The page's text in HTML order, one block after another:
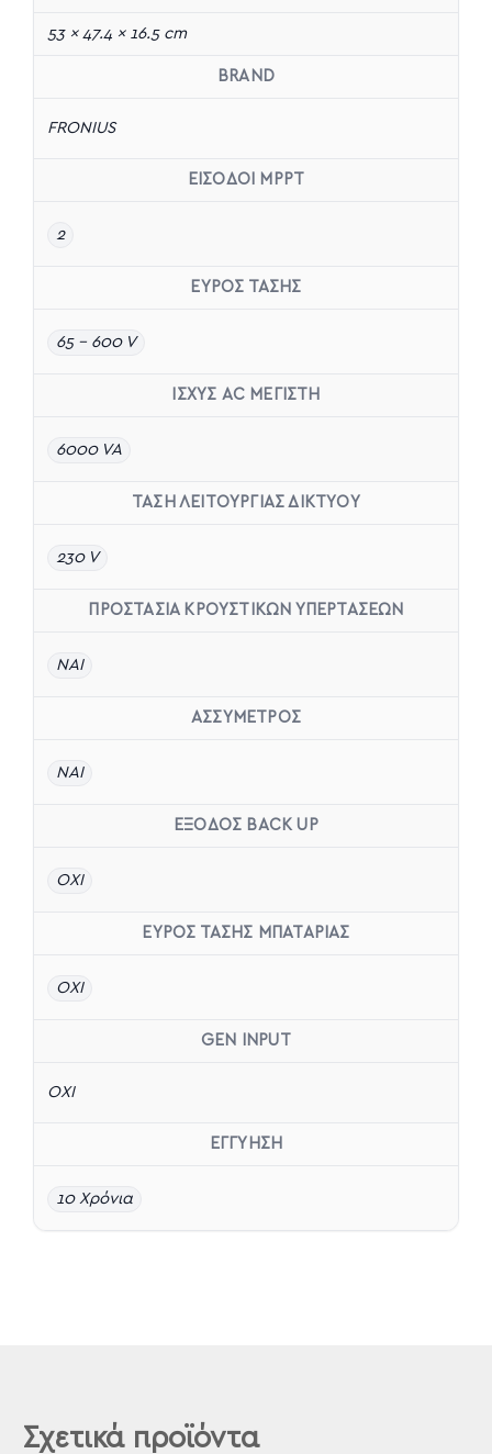
53 × 47.4 × 16.5 cm
BRAND
FRONIUS
ΕΙΣΟΔΟΙ MPPT
2
ΕΥΡΟΣ ΤΑΣΗΣ
65 – 600 V
ΙΣΧΥΣ AC ΜΕΓΙΣΤΗ
6000 VA
ΤΑΣΗ ΛΕΙΤΟΥΡΓΙΑΣ ΔΙΚΤΥΟΥ
230 V
ΠΡΟΣΤΑΣΙΑ ΚΡΟΥΣΤΙΚΩΝ ΥΠΕΡΤΑΣΕΩΝ
ΝΑΙ
ΑΣΣΥΜΕΤΡΟΣ
ΝΑΙ
ΈΞΟΔΟΣ BACK UP
OXI
ΕΥΡΟΣ ΤΑΣΗΣ ΜΠΑΤΑΡΙΑΣ
ΟΧΙ
GEN INPUT
ΟΧΙ
ΕΓΓΥΗΣΗ
10 Χρόνια
Σχετικά προϊόντα